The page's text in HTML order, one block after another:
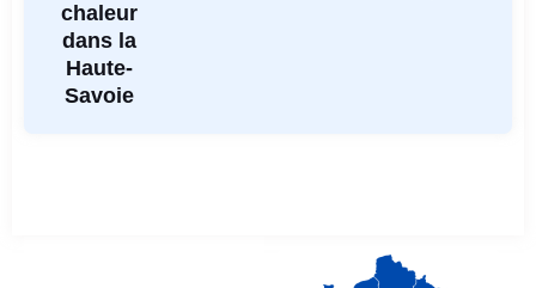
chaleur
dans la
Haute-
Savoie